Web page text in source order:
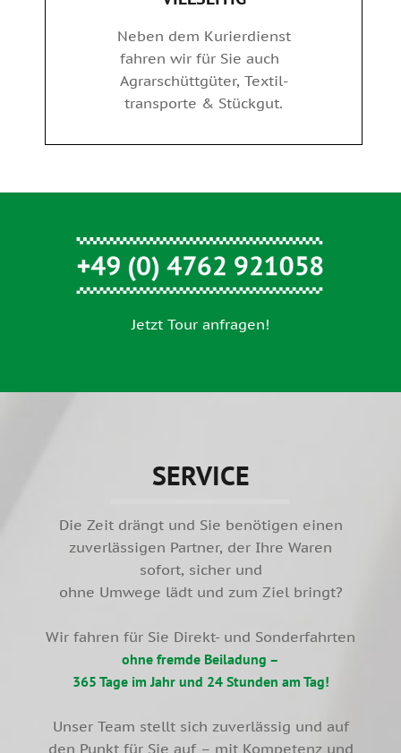
Neben dem Kurierdienst
fahren wir für Sie auch
Agrarschüttgüter, Textil-
transporte & Stückgut.
Jetzt Tour anfragen!
SERVICE
Die Zeit drängt und Sie benötigen einen
zuverlässigen Partner, der Ihre Waren
sofort, sicher und
ohne Umwege lädt und zum Ziel bringt?
Wir fahren für Sie Direkt- und Sonderfahrten
ohne fremde Beiladung –
365 Tage im Jahr und 24 Stunden am Tag!
Unser Team stellt sich zuverlässig und auf
den Punkt für Sie auf – mit Kompetenz und